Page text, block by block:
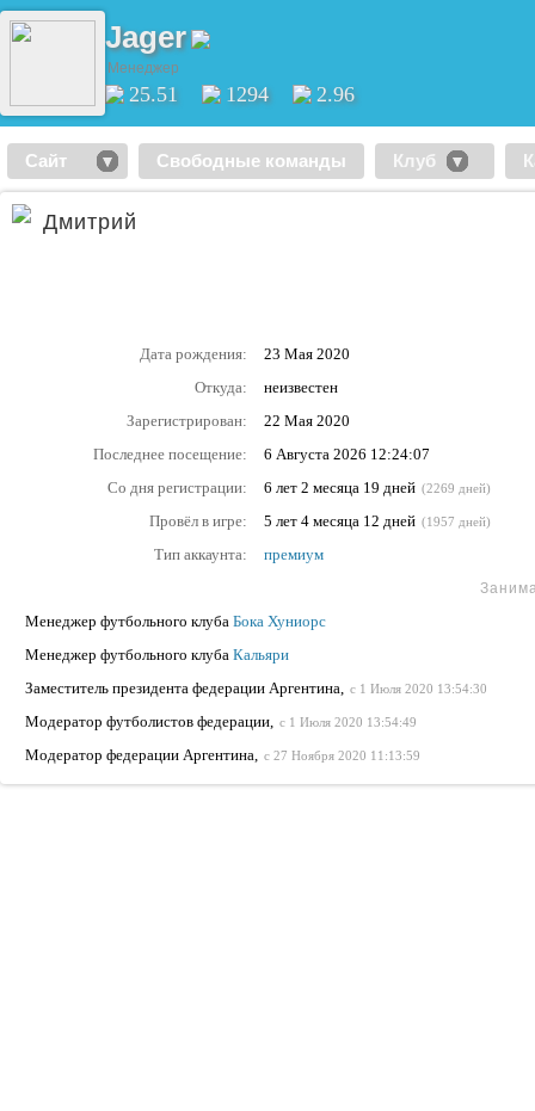
Jager
Менеджер
25.51 1294 2.96
Сайт Свободные команды Клуб
Дмитрий
Дата рождения:
23 Мая 2020
Откуда:
неизвестен
Зарегистрирован:
22 Мая 2020
Последнее посещение:
6 Августа 2026 12:24:07
Со дня регистрации:
6 лет 2 месяца 19 дней (2269 дней)
Провёл в игре: 5 лет 4 месяца 12 дней (1957 дней)
Тип аккаунта: премиум
Менеджер футбольного клуба Бока Хуниорс
Менеджер футбольного клуба Кальяри
Заместитель президента федерации Аргентина, с 1 Июля 2020 13:54:30
Модератор футболистов федерации, с 1 Июля 2020 13:54:49
Модератор федерации Аргентина, с 27 Ноября 2020 11:13:59